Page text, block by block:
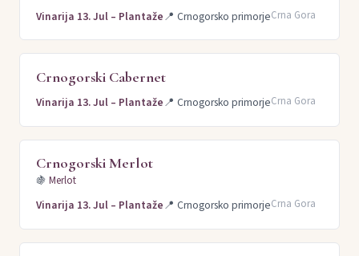
Vinarija 13. Jul – Plantaže📍 Crnogorsko primorjeCrna Gora
Crnogorski Cabernet
Vinarija 13. Jul – Plantaže📍 Crnogorsko primorjeCrna Gora
Crnogorski Merlot
🍇 Merlot
Vinarija 13. Jul – Plantaže📍 Crnogorsko primorjeCrna Gora